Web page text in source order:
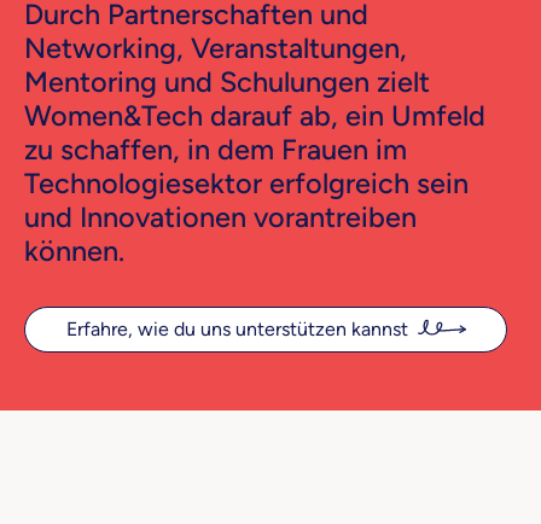
Durch Partnerschaften und
Networking, Veranstaltungen,
Mentoring und Schulungen zielt
Women&Tech darauf ab, ein Umfeld
zu schaffen, in dem Frauen im
Technologiesektor erfolgreich sein
und Innovationen vorantreiben
können.
Erfahre, wie du uns unterstützen kannst